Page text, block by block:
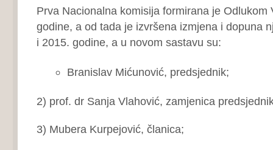
Prva Nacionalna komisija formirana je Odlukom
godine, a od tada je izvršena izmjena i dopuna
i 2015. godine, a u novom sastavu su:
Branislav Mićunović, predsjednik;
2) prof. dr Sanja Vlahović, zamjenica
3) Mubera Kurpejović, članica;